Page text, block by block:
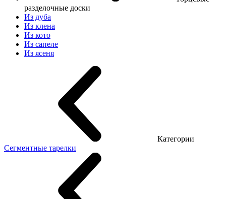
разделочные доски
Из дуба
Из клена
Из кото
Из сапеле
Из ясеня
Категории
Сегментные тарелки